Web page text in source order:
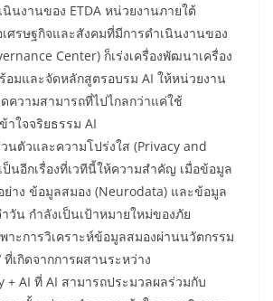
นงานของ ETDA หน่วยงานภายใต้
ศรษฐกิจและสังคมที่มีการดำเนินงานของ
Center) ก็เร่งเครื่องพัฒนาเครื่อง
อมและจัดหลักสูตรอบรม AI ให้หน่วยงาน
ความสามารถที่ไปไกลกว่าแค่ใช้
าใจจริยธรรม AI
ตัวและความโปร่งใส (Privacy and
นอีกเรื่องที่เวทีนี้ให้ความสำคัญ เมื่อข้อมูล
าง ข้อมูลสมอง (Neurodata) และข้อมูล
วัน กำลังเป็นเป้าหมายใหม่ของภัย
าะการวิเคราะห์ข้อมูลสมองผ่านนวัตกรรม
ที่เกิดจากการผสานระหว่าง
+ AI ที่ AI สามารถประมวลผลร่วมกับ